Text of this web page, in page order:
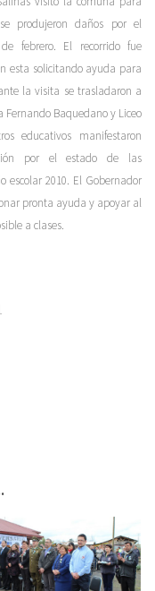
produjeron daños por el
febrero. El recorrido fue
esta solicitando ayuda para
la visita se trasladaron a
Fernando Baquedano y Liceo
educativos manifestaron
por el estado de las
2010. El Gobernador
pronta ayuda y apoyar al
a clases.